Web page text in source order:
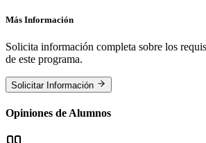
Más Información
Solicita información completa sobre los
de este programa.
Solicitar Información
Opiniones de Alumnos